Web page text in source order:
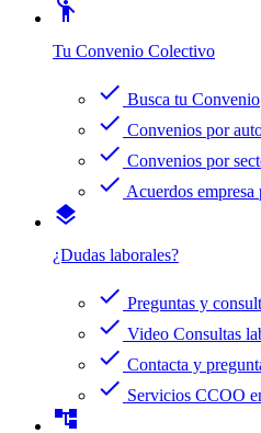
emoji_people
Tu Convenio Colectivo
check Busca tu Convenio
check Convenios por
check Convenios por
check Acuerdos empresa
layers
¿Dudas laborales?
check Preguntas y
check Video Consultas
check Contacta y
check Servicios CCOO
account_tree